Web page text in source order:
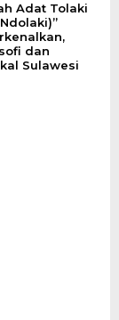
Adat Tolaki
dan
Sulawesi